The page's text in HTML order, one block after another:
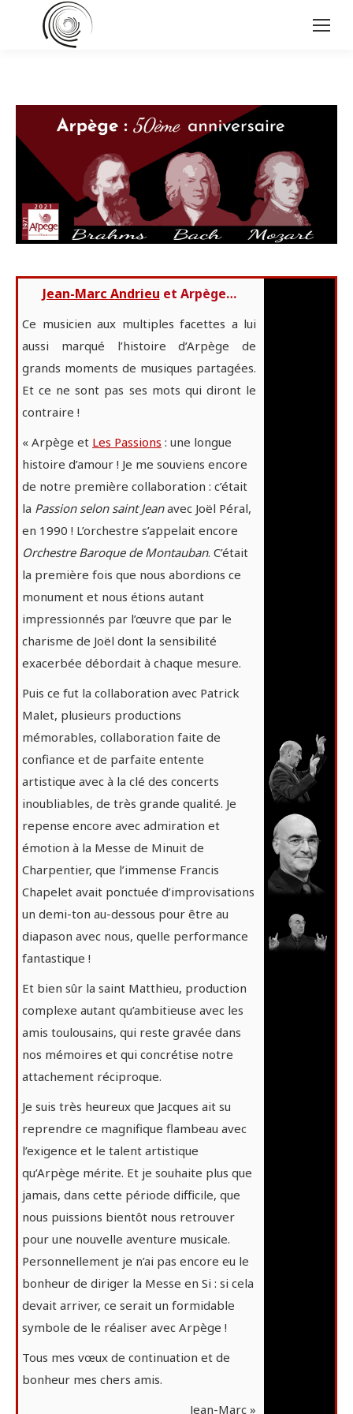
Jean-Marc Andrieu et Arpège…
Ce musicien aux multiples facettes a lui
aussi marqué l’histoire d’Arpège de
grands moments de musiques partagées.
Et ce ne sont pas ses mots qui diront le
contraire !
« Arpège et Les Passions : une longue
histoire d’amour ! Je me souviens encore
de notre première collaboration : c’était
la Passion selon saint Jeanavec Joël Péral,
en 1990 ! L’orchestre s’appelait encore
Orchestre Baroque de Montauban. C’était
la première fois que nous abordions ce
monument et nous étions autant
impressionnés par l’œuvre que par le
charisme de Joël dont la sensibilité
exacerbée débordait à chaque mesure.
Puis ce fut la collaboration avec Patrick
Malet, plusieurs productions
mémorables, collaboration faite de
confiance et de parfaite entente
artistique avec à la clé des concerts
inoubliables, de très grande qualité. Je
repense encore avec admiration et
émotion à la Messe de Minuit de
Charpentier, que l’immense Francis
Chapelet avait ponctuée d’improvisations
un demi-ton au-dessous pour être au
diapason avec nous, quelle performance
fantastique !
Et bien sûr la saint Matthieu, production
complexe autant qu’ambitieuse avec les
amis toulousains, qui reste gravée dans
nos mémoires et qui concrétise notre
attachement réciproque.
Je suis très heureux que Jacques ait su
reprendre ce magnifique flambeau avec
l’exigence et le talent artistique
qu’Arpège mérite. Et je souhaite plus que
jamais, dans cette période difficile, que
nous puissions bientôt nous retrouver
pour une nouvelle aventure musicale.
Personnellement je n’ai pas encore eu le
bonheur de diriger la Messe en Si : si cela
devait arriver, ce serait un formidable
symbole de le réaliser avec Arpège !
Tous mes vœux de continuation et de
bonheur mes chers amis.
Jean-Marc »